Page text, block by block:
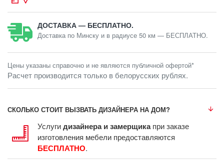
Цены указаны справочно и не являются публичной офертой*
Расчет производится только в белорусских рублях.
СКОЛЬКО СТОИТ ВЫЗВАТЬ ДИЗАЙНЕРА НА ДОМ?
Услугидизайнера и замерщикапри заказе
изготовления мебели предоставляются
БЕСПЛАТНО.
ДОСТАВКА — БЕСПЛАТНО.
Доставка по Минску и в радиусе 50 км — БЕСПЛАТНО.